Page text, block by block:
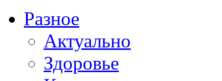
Разное
Актуально
Здоровье